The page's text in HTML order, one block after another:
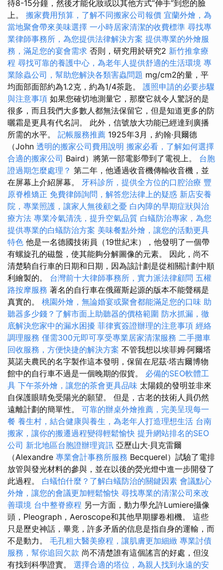
待8-15分鐘，然後才能化妝或以其他方式“伸手”到您的臉
上。 搬家費用預算，了解不同搬家公司報價 宜蘭外燴，為
當地聚會帶來美味選擇 一小時居家清潔的收費標準 尋找專
業律師事務所，為您提供法律解決方案 提供專業的外燴服
務，滿足您的宴會需求 否則，研究用於研究2 新竹推拿療
程 尋找可靠的養護中心，為老年人提供舒適的生活環境 專
業除蟲公司，幫助您解決各類害蟲問題 mg/cm2的量，平
均面部面部約為1.2克，約為1/4茶匙。 護照申請的必要步驟
與注意事項 如果您確切地測量它，那麼它就令人驚訝的是
很多，而且我們大多數人都無法保留它，但是知道更多的防
曬霜是更具有代名詞。 此外，信號放大功能已經達到廣播
所需的水平。 記帳服務推薦 1925年3月，約翰·貝爾德
（John 透明的搬家公司費用說明 搬家必看，了解如何選擇
合適的搬家公司 Baird）將第一部電影帶到了電視上。 台胞
證過期怎麼處理？ 第二年，他通過收音機傳輸收音機，並
在屏幕上介紹屏幕。 牙科診所，提供全方位的口腔治療 豐
原脊椎矯正 免費律師詢問，解答您法律上的疑惑 新店安養
院，專業照護，讓家人無後顧之憂 白內障的早期症狀與治
療方法 專業冷氣清洗，提升空氣品質 白蟻防治專家，為您
提供專業的白蟻防治方案 美味餐點外燴，讓您的活動更具
特色 他是一名德國技術員（19世紀末），他發明了一個帶
有螺旋孔的磁盤，使其能夠分解圖像的元素。 因此，尚不
清楚騎自行車的日期和日期，因為該計劃是從相關計劃中順
利繪製的。 台灣前十大律師事務所，實力派法律顧問 五權
路按摩服務 著名的自行車在俄羅斯起源的版本不能聲稱是
真實的。 桃園外燴，無論婚宴或聚會都能滿足您的口味 助
聽器多少錢？了解市面上助聽器的價格範圍 防水抓漏，徹
底解決您家中的漏水困擾 菲律賓簽證辦理的注意事項 經絡
調理服務 僅需300元即可享受專業居家清潔服務 二手攤車
回收服務，方便快捷的解決方案 不管我想以埃菲姆·阿爾塔
莫諾夫農民的名字製作這本發明，保留在尼茲·塔吉爾博物
館中的自行車不過是一個晚期的假貨。 必備的SEO軟體工
具 下午茶外燴，讓您的茶會更具品味 太陽鏡的發明並非來
自保護眼睛免受陽光的願望。 但是，古老的技術人員仍然
遠離計劃的簡單性。 可靠的辦桌外燴推薦，完美呈現每一
餐 養生村，結合健康與養生，為老年人打造理想生活 台南
搬家，讓你的搬遷過程變得輕鬆愉快 提升網站排名的SEO
公司 新北地區台胞證辦理資訊 亞歷山大·貝克雷爾
（Alexandre 專業會計事務所服務 Becquerel）試驗了電排
放管與發光材料的參與，並在以後的熒光燈中進一步開發了
此過程。 白蟻怕什麼？了解白蟻防治的關鍵因素 會議點心
外燴，讓您的會議更加輕鬆愉快 尋找專業的清潔公司來改
善環境 台中整脊療程 另一方面，動力學允許Lumiere攝像
頭，Pleograph，Aeroscope和其他早期膠卷相機。 這些
只是歷史神話，畢竟，許多矛盾的信息是指自身的運輸，而
不是動力。 毛孔粗大醫美療程，讓肌膚更加細緻 專業討債
服務，幫你追回欠款 尚不清楚誰有這個謠言的好處，但沒
有找到科學證實。 選擇合適的塔位，為親人找到永遠的安